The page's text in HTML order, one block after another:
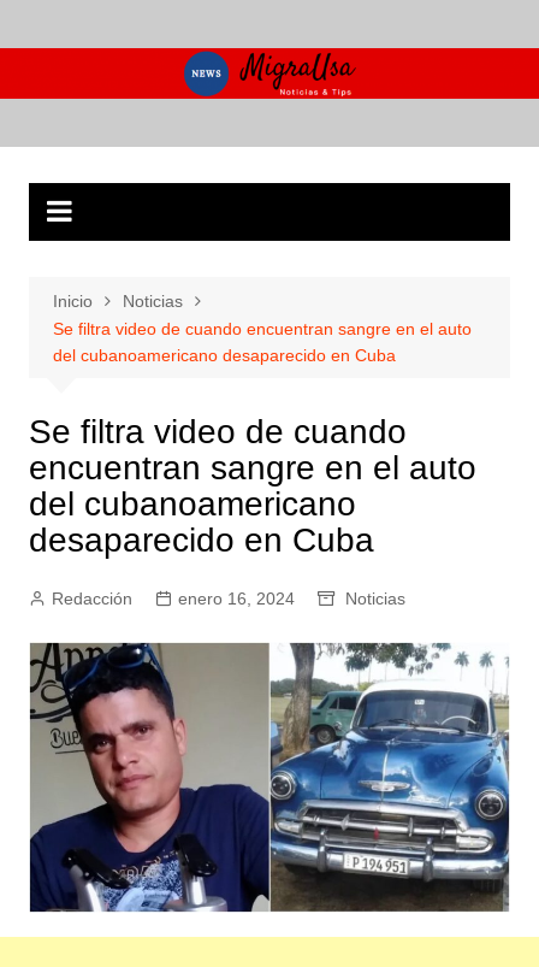
al
Inicio
Noticias
Se filtra video de cuando encuentran sangre en el auto
del cubanoamericano desaparecido en Cuba
Se filtra video de cuando
encuentran sangre en el auto
del cubanoamericano
desaparecido en Cuba
Redacción enero 16, 2024 Noticias